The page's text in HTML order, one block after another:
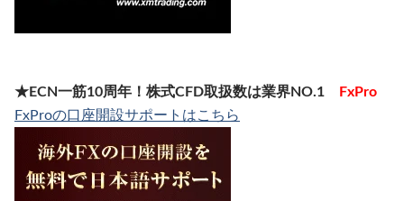
★ECN一筋10周年！株式CFD取扱数は業界NO.1 FxPro
FxProの口座開設サポートはこちら